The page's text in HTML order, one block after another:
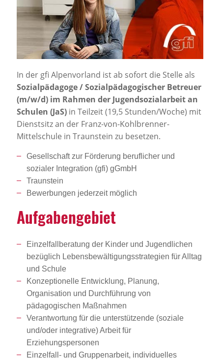
Jobportal
Presse und Medien
bbw e. V.
Karriere
Presse
News Archiv
In der gfi Alpenvorland ist ab sofort die Stelle als
Sozialpädagoge / Sozialpädagogischer Betreuer
(m/w/d) im Rahmen der Jugendsozialarbeit an
Schulen (JaS)in Teilzeit (19,5 Stunden/Woche) mit
Dienstsitz an der Franz-von-Kohlbrenner-
Mittelschule in Traunstein zu besetzen.
Gesellschaft zur Förderung beruflicher und
sozialer Integration (gfi) gGmbH
Traunstein
Bewerbungen jederzeit möglich
Aufga­ben­ge­biet
Einzelfallberatung der Kinder und Jugendlichen
bezüglich Lebensbewältigungsstrategien für Alltag
und Schule
Konzeptionelle Entwicklung, Planung,
Organisation und Durchführung von
pädagogischen Maßnahmen
Verantwortung für die unterstützende (soziale
und/oder integrative) Arbeit für
Erziehungspersonen
Einzelfall- und Gruppenarbeit, individuelles